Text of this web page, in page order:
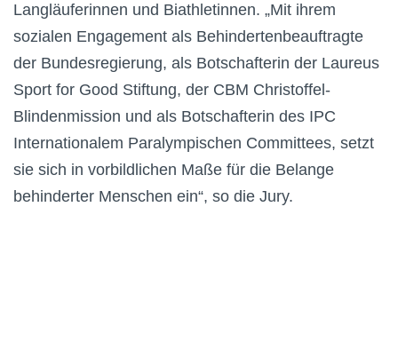
Langläuferinnen und Biathletinnen. „Mit ihrem
sozialen Engagement als Behindertenbeauftragte
der Bundesregierung, als Botschafterin der Laureus
Sport for Good Stiftung, der CBM Christoffel-
Blindenmission und als Botschafterin des IPC
Internationalem Paralympischen Committees, setzt
sie sich in vorbildlichen Maße für die Belange
behinderter Menschen ein“, so die Jury.